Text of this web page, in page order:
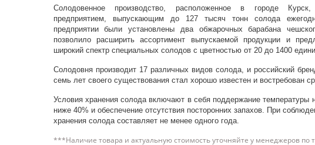
Солодовенное производство, расположенное в городе
предприятием, выпускающим до 127 тысяч тонн солода
предприятии были установлены два обжарочных барабана
позволило расширить ассортимент выпускаемой продукции и
широкий спектр специальных солодов с цветностью от 20 до 1400
Солодовня производит 17 различных видов солода, и российский
семь лет своего существования стал хорошо известен и востребован
Условия хранения солода включают в себя поддержание температуры
ниже 40% и обеспечение отсутствия посторонних запахов. При
хранения солода составляет не менее одного года.
***Наличие товара и актуальную стоимость уточняйте у менеджеров по